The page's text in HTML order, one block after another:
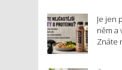
Je jen
něm a
Znáte